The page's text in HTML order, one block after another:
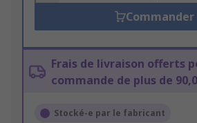
Commander
Frais de livraison offerts
commande de plus de
Stocké-e par le fabricant